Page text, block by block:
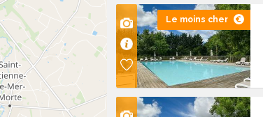
Le moins cher